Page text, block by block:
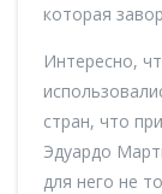
которая
Интересно,
стран, что
Эдуардо
для него не